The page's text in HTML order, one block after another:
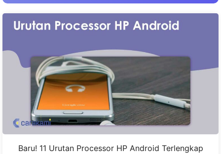
Baru! 11 Urutan Processor HP Android Terlengkap